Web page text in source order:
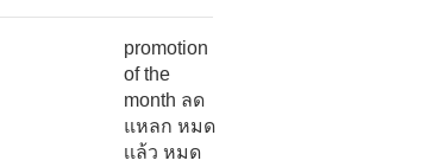
promotion
of the
month ลด
แหลก หมด
เเล้ว หมด